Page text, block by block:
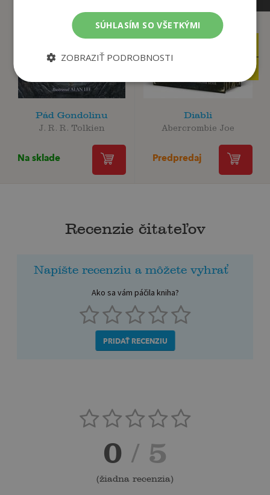
Pád Gondolinu
J. R. R. Tolkien
Na sklade
Diabli
Abercrombie Joe
Predpredaj
Recenzie čitateľov
Napíšte recenziu a môžete vyhrať
Ako sa vám páčila kniha?
PRIDAŤ RECENZIU
0 / 5
(žiadna recenzia)
SÚHLASÍM SO VŠETKÝMI
ZOBRAZIŤ PODROBNOSTI